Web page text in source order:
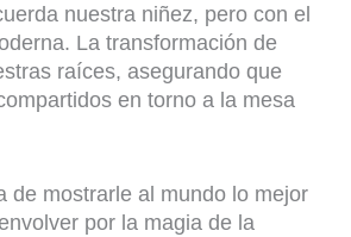
nuestra niñez, pero con el
La transformación de
raíces, asegurando que
en torno a la mesa
de mostrarle al mundo lo mejor
por la magia de la